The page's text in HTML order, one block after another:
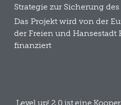
Strategie zur Sicherung
Das Projekt wird von der
der Freien und Hansestadt
finanziert
Level up! 2.0 ist eine